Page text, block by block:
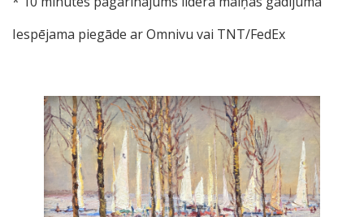
Iespējama piegāde ar Omnivu vai TNT/FedEx